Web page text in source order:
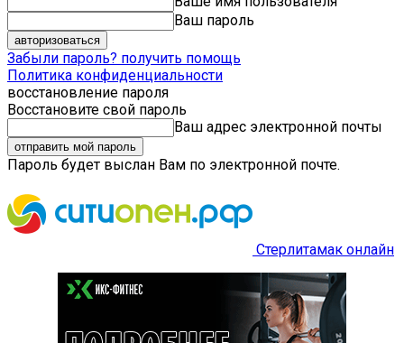
Ваш пароль
Забыли пароль? получить помощь
Политика конфиденциальности
восстановление пароля
Восстановите свой пароль
Ваш адрес электронной почты
Пароль будет выслан Вам по электронной почте.
Стерлитамак онлайн